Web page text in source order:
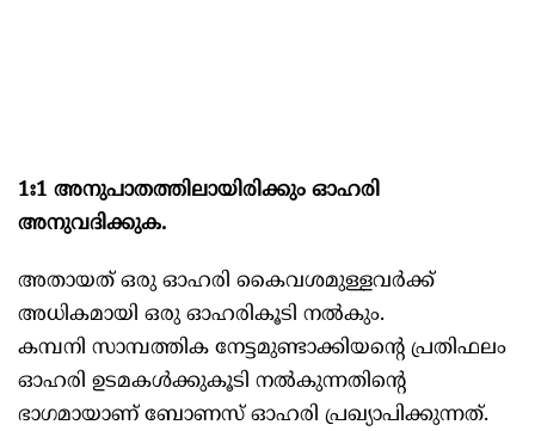
1ഃ1 അനുപാതത്തിലായിരിക്കും ഓഹരി
അനുവദിക്കുക.
അതായത് ഒരു ഓഹരി കൈവശമുള്ളവർക്ക്
അധികമായി ഒരു ഓഹരികൂടി നൽകും.
കമ്പനി സാമ്പത്തിക നേട്ടമുണ്ടാക്കിയന്റെ പ്രതിഫലം
ഓഹരി ഉടമകൾക്കുകൂടി നൽകുന്നതിന്റെ
ഭാഗമായാണ് ബോണസ് ഓഹരി പ്രഖ്യാപിക്കുന്നത്.